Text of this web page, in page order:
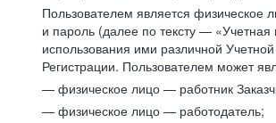
Пользователем является физическое
и пароль (далее по тексту —
использования ими различной
Регистрации. Пользователем может
— физическое лицо — работник
— физическое лицо — работодатель;